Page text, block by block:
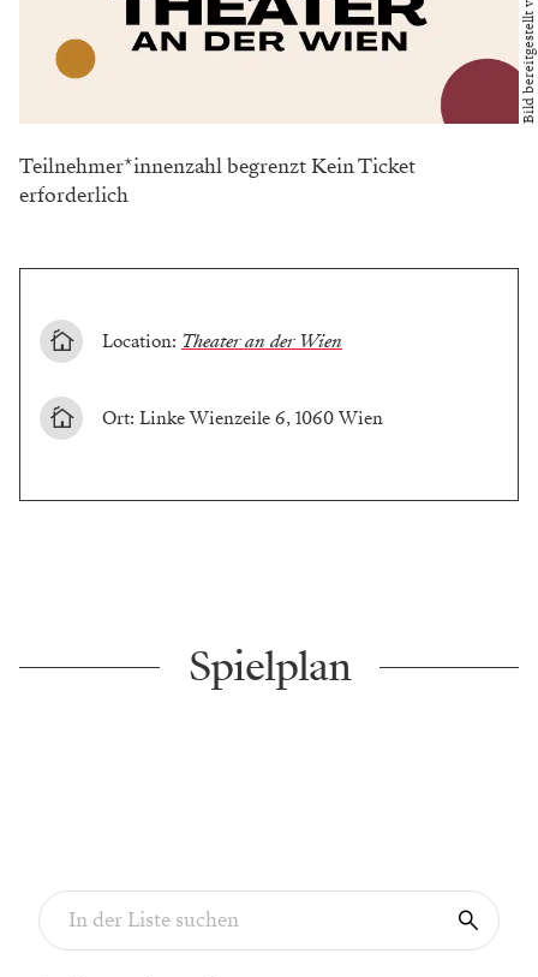
Teilnehmer*innenzahl begrenzt Kein Ticket
erforderlich
Location: Theater an der Wien
Ort: Linke Wienzeile 6, 1060 Wien
Spielplan